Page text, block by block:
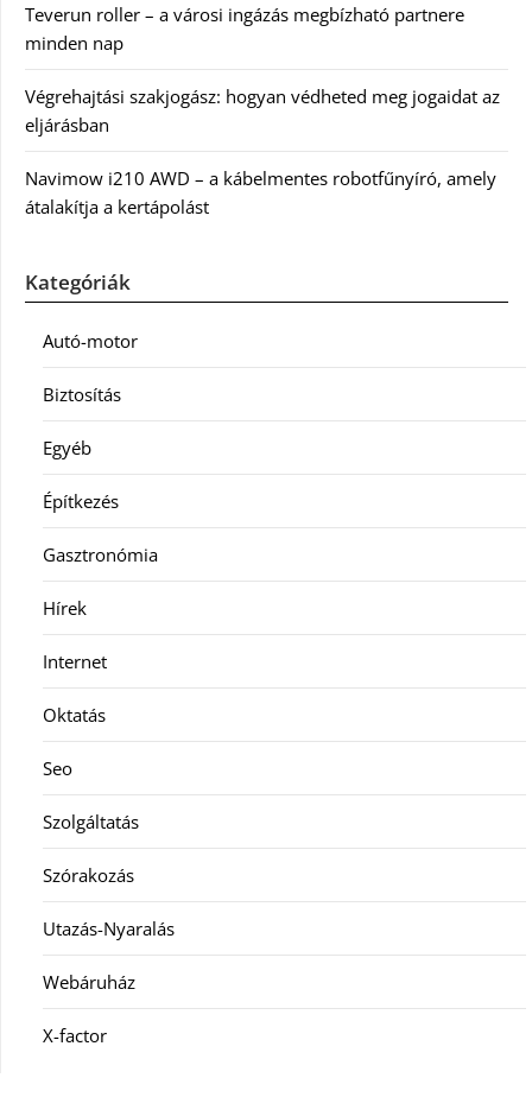
Teverun roller – a városi ingázás megbízható partnere
minden nap
Végrehajtási szakjogász: hogyan védheted meg jogaidat az
eljárásban
Navimow i210 AWD – a kábelmentes robotfűnyíró, amely
átalakítja a kertápolást
Kategóriák
Autó-motor
Biztosítás
Egyéb
Építkezés
Gasztronómia
Hírek
Internet
Oktatás
Seo
Szolgáltatás
Szórakozás
Utazás-Nyaralás
Webáruház
X-factor